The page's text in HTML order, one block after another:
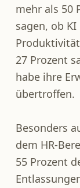
mehr als 50
sagen, ob
27 Prozent
habe ihre
übertroffen.
Besonders
dem HR-
55 Prozent